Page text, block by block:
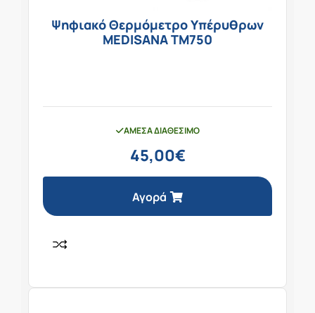
Ψηφιακό Θερμόμετρο Υπέρυθρων
MEDISANA TM750
ΆΜΕΣΑ ΔΙΑΘΈΣΙΜΟ
45,00€
Αγορά